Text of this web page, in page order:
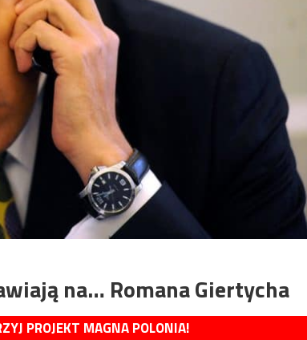
na… Romana Giertycha
PROJEKT MAGNA POLONIA!